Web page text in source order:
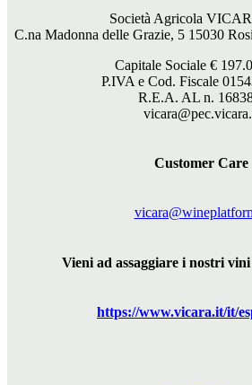
Società Agricola
C.na Madonna delle Grazie, 5 15030
Capitale Sociale €
P.IVA e Cod. Fiscale
R.E.A. AL n.
Customer Care
Vieni ad assaggiare i nostri
https://www.vicara.it/it/